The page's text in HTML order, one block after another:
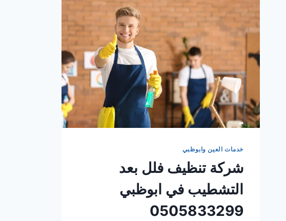
خدمات العين وابوظبي
شركة تنظيف فلل بعد
التشطيب في ابوظبي
0505833299